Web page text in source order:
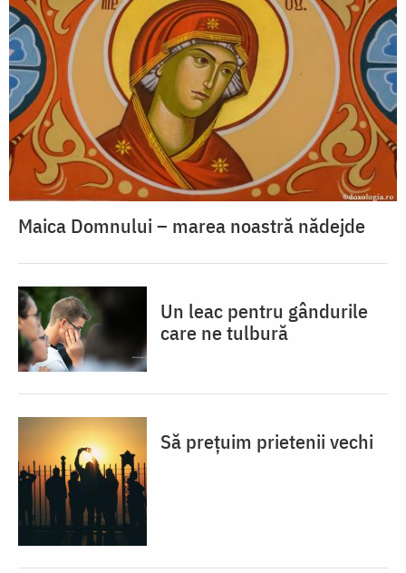
Maica Domnului – marea noastră nădejde
Un leac pentru gândurile
care ne tulbură
Să prețuim prietenii vechi